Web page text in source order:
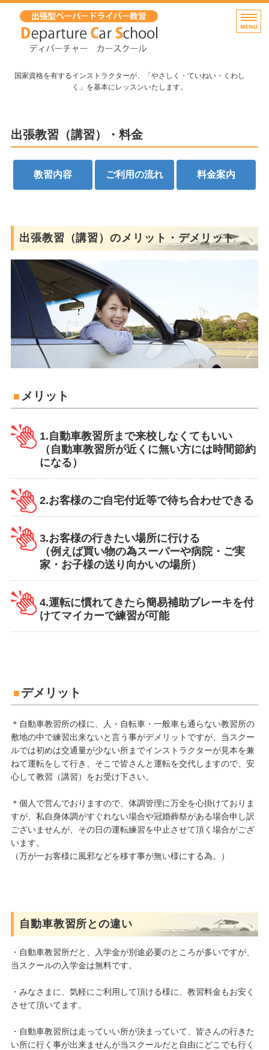
出張無料！大阪府堺市
国家資格を有するインストラクターが、「やさしく・ていねい・くわし
く」を基本にレッスンいたします。
出張教習(講習）・料金
よくあるご質問
お問い合わせ
出張教習（講習）・料金
教習内容 ご利用の流れ 料金案内
出張教習（講習）のメリット・デメリット
メリット
1.自動車教習所まで来校しなくてもいい
（自動車教習所が近くに無い方には時間節約
になる）
2.お客様のご自宅付近等で待ち合わせできる
3.お客様の行きたい場所に行ける
（例えば買い物の為スーパーや病院・ご実
家・お子様の送り向かいの場所）
4.運転に慣れてきたら簡易補助ブレーキを付
けてマイカーで練習が可能
デメリット
＊自動車教習所の様に、人・自転車・一般車も通らない教習所の
敷地の中で練習出来ないと言う事がデメリットですが、当スクー
ルでは初めは交通量が少ない所までインストラクターが見本を兼
ねて運転をして行き、そこで皆さんと運転を交代しますので、安
心して教習（講習）をお受け下さい。
＊個人で営んでおりますので、体調管理に万全を心掛けておりま
すが、私自身体調がすぐれない場合や冠婚葬祭がある場合申し訳
ございませんが、その日の運転練習を中止させて頂く場合がござ
います。
（万が一お客様に風邪などを移す事が無い様にする為。）
自動車教習所との違い
・自動車教習所だと、入学金が別途必要のところが多いですが、
当スクールの入学金は無料です。
・みなさまに、気軽にご利用して頂ける様に、教習料金もお安く
させて頂いてます。
・自動車教習所は走っていい所が決まっていて、皆さんの行きた
い所に行く事が出来ませんが当スクールだと自由にどこでも行く